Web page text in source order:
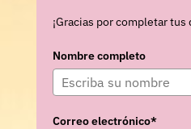
¡Gracias por completar tus
Nombre completo
Correo electrónico*